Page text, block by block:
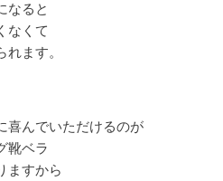
なると
なくて
ます。
んでいただけるのが
靴ベラ
ますから